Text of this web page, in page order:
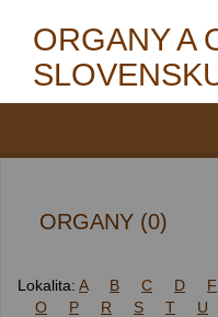
ORGANY A
ORGANY (0)
Lokalita: A B C D F
O
P R S T U